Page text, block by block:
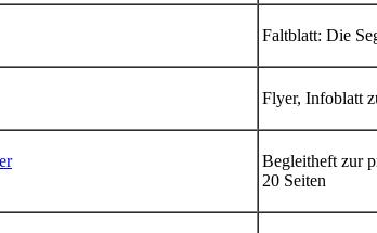
Faltblatt: Die
Flyer, Infoblatt
Begleitheft zur
20 Seiten